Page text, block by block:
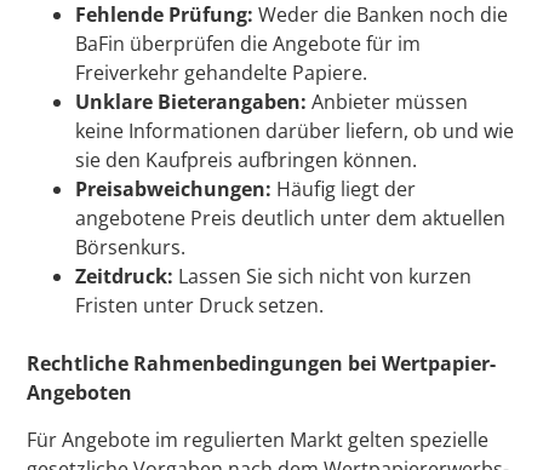
Fehlende Prüfung: Weder die Banken noch die
BaFin überprüfen die Angebote für im
Freiverkehr gehandelte Papiere.
Unklare Bieterangaben: Anbieter müssen
keine Informationen darüber liefern, ob und wie
sie den Kaufpreis aufbringen können.
Preisabweichungen: Häufig liegt der
angebotene Preis deutlich unter dem aktuellen
Börsenkurs.
Zeitdruck: Lassen Sie sich nicht von kurzen
Fristen unter Druck setzen.
Rechtliche Rahmenbedingungen bei Wertpapier-
Angeboten
Für Angebote im regulierten Markt gelten spezielle